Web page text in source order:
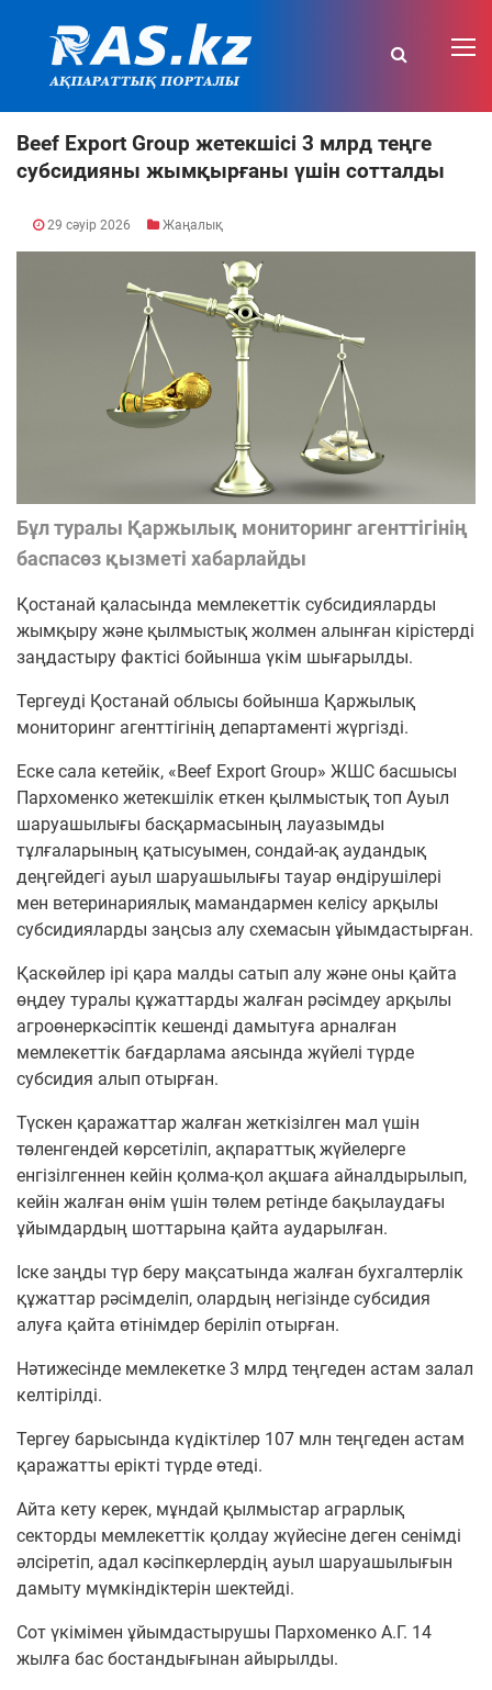
Beef Export Group жетекшісі 3 млрд теңге
субсидияны жымқырғаны үшін сотталды
29 сәуір 2026 Жаңалық
Бұл туралы Қаржылық мониторинг агенттігінің
баспасөз қызметі хабарлайды
Қостанай қаласында мемлекеттік субсидияларды
жымқыру және қылмыстық жолмен алынған кірістерді
заңдастыру фактісі бойынша үкім шығарылды.
Тергеуді Қостанай облысы бойынша Қаржылық
мониторинг агенттігінің департаменті жүргізді.
Еске сала кетейік, «Beef Export Group» ЖШС басшысы
Пархоменко жетекшілік еткен қылмыстық топ Ауыл
шаруашылығы басқармасының лауазымды
тұлғаларының қатысуымен, сондай-ақ аудандық
деңгейдегі ауыл шаруашылығы тауар өндірушілері
мен ветеринариялық мамандармен келісу арқылы
субсидияларды заңсыз алу схемасын ұйымдастырған.
Қаскөйлер ірі қара малды сатып алу және оны қайта
өңдеу туралы құжаттарды жалған рәсімдеу арқылы
агроөнеркәсіптік кешенді дамытуға арналған
мемлекеттік бағдарлама аясында жүйелі түрде
субсидия алып отырған.
Түскен қаражаттар жалған жеткізілген мал үшін
төленгендей көрсетіліп, ақпараттық жүйелерге
енгізілгеннен кейін қолма-қол ақшаға айналдырылып,
кейін жалған өнім үшін төлем ретінде бақылаудағы
ұйымдардың шоттарына қайта аударылған.
Іске заңды түр беру мақсатында жалған бухгалтерлік
құжаттар рәсімделіп, олардың негізінде субсидия
алуға қайта өтінімдер беріліп отырған.
Нәтижесінде мемлекетке 3 млрд теңгеден астам залал
келтірілді.
Тергеу барысында күдіктілер 107 млн теңгеден астам
қаражатты ерікті түрде өтеді.
Айта кету керек, мұндай қылмыстар аграрлық
секторды мемлекеттік қолдау жүйесіне деген сенімді
әлсіретіп, адал кәсіпкерлердің ауыл шаруашылығын
дамыту мүмкіндіктерін шектейді.
Сот үкімімен ұйымдастырушы Пархоменко А.Г. 14
жылға бас бостандығынан айырылды.